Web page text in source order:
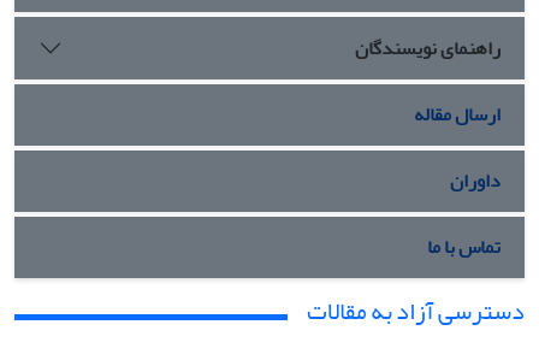
راهنمای نویسندگان
ارسال مقاله
داوران
تماس با ما
دسترسی آزاد به مقالات